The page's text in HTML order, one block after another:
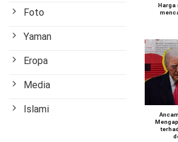
Foto
Yaman
Eropa
Media
Islami
Harga